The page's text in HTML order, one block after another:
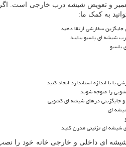
تعمیر و تعویض شیشه درب خارجی است.
به کمک ما:
سفارشی ارتقا دهید
شیشه ای پاسیو بیابید
با اندازه استاندارد ایجاد کنید
را متوجه شوید
جایگزینی درهای شیشه ای کشویی
ای
شیشه ای تزئینی مدرن کنید
ای داخلی و خارجی خانه خود را نصب